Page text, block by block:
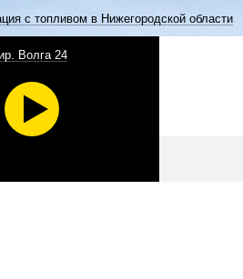
с топливом в Нижегородской области
Волга 24